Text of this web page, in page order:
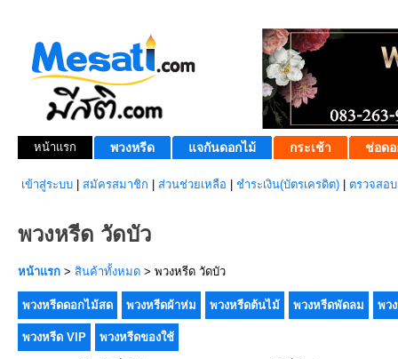
หน้าแรก พวงหรีด แจกันดอกไม้ กระเช้า ช่อดอ
เข้าสู่ระบบ สมัครสมาชิก ส่วนช่วยเหลือ ชำระเงิน(บัตรเครดิต) ตรวจสอ
พวงหรีด วัดบัว
หน้าแรก > สินค้าทั้งหมด > พวงหรีด วัดบัว
พวงหรีดดอกไม้สด พวงหรีดผ้าห่ม พวงหรีดต้นไม้ พวงหรีดพัดลม พว
พวงหรีด VIP พวงหรีดของใช้